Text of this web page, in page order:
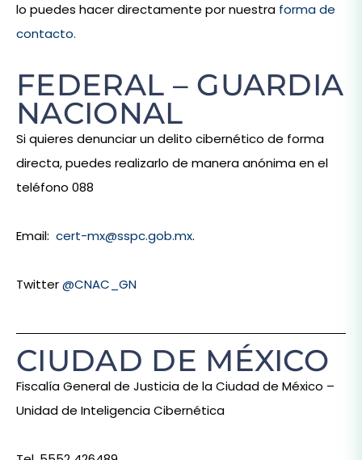
lo puedes hacer directamente por nuestra forma de
contacto.
FEDERAL – GUARDIA
NACIONAL
Si quieres denunciar un delito cibernético de forma
directa, puedes realizarlo de manera anónima en el
teléfono 088
Email: cert-mx@sspc.gob.mx.
Twitter@CNAC_GN
CIUDAD DE MÉXICO
Fiscalía General de Justicia de la Ciudad de México –
Unidad de Inteligencia Cibernética